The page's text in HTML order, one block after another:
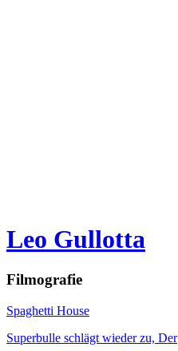
Leo Gullotta
Filmografie
Spaghetti House
Superbulle schlägt wieder zu, Der